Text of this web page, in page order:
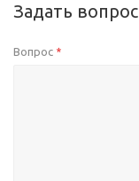
Задать вопрос
Вопрос *